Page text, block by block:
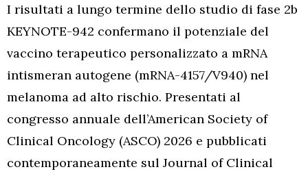
I risultati a lungo termine dello studio di fase 2b
KEYNOTE-942 confermano il potenziale del
vaccino terapeutico personalizzato a mRNA
intismeran autogene (mRNA-4157/V940) nel
melanoma ad alto rischio. Presentati al
congresso annuale dell’American Society of
Clinical Oncology (ASCO) 2026 e pubblicati
contemporaneamente sul Journal of Clinical